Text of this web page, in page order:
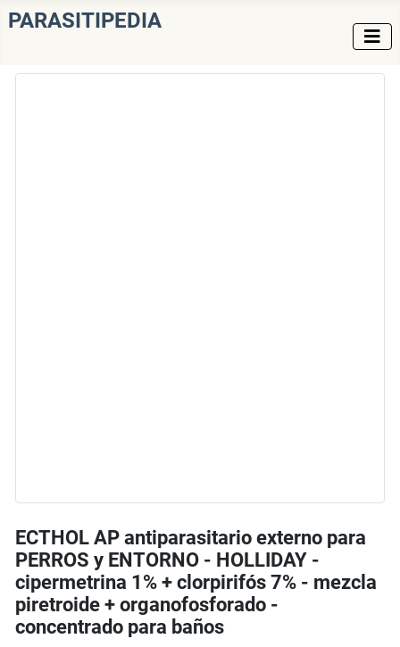
PARASITIPEDIA
ECTHOL AP antiparasitario externo para
PERROS y ENTORNO - HOLLIDAY -
cipermetrina 1% + clorpirifós 7% - mezcla
piretroide + organofosforado -
concentrado para baños